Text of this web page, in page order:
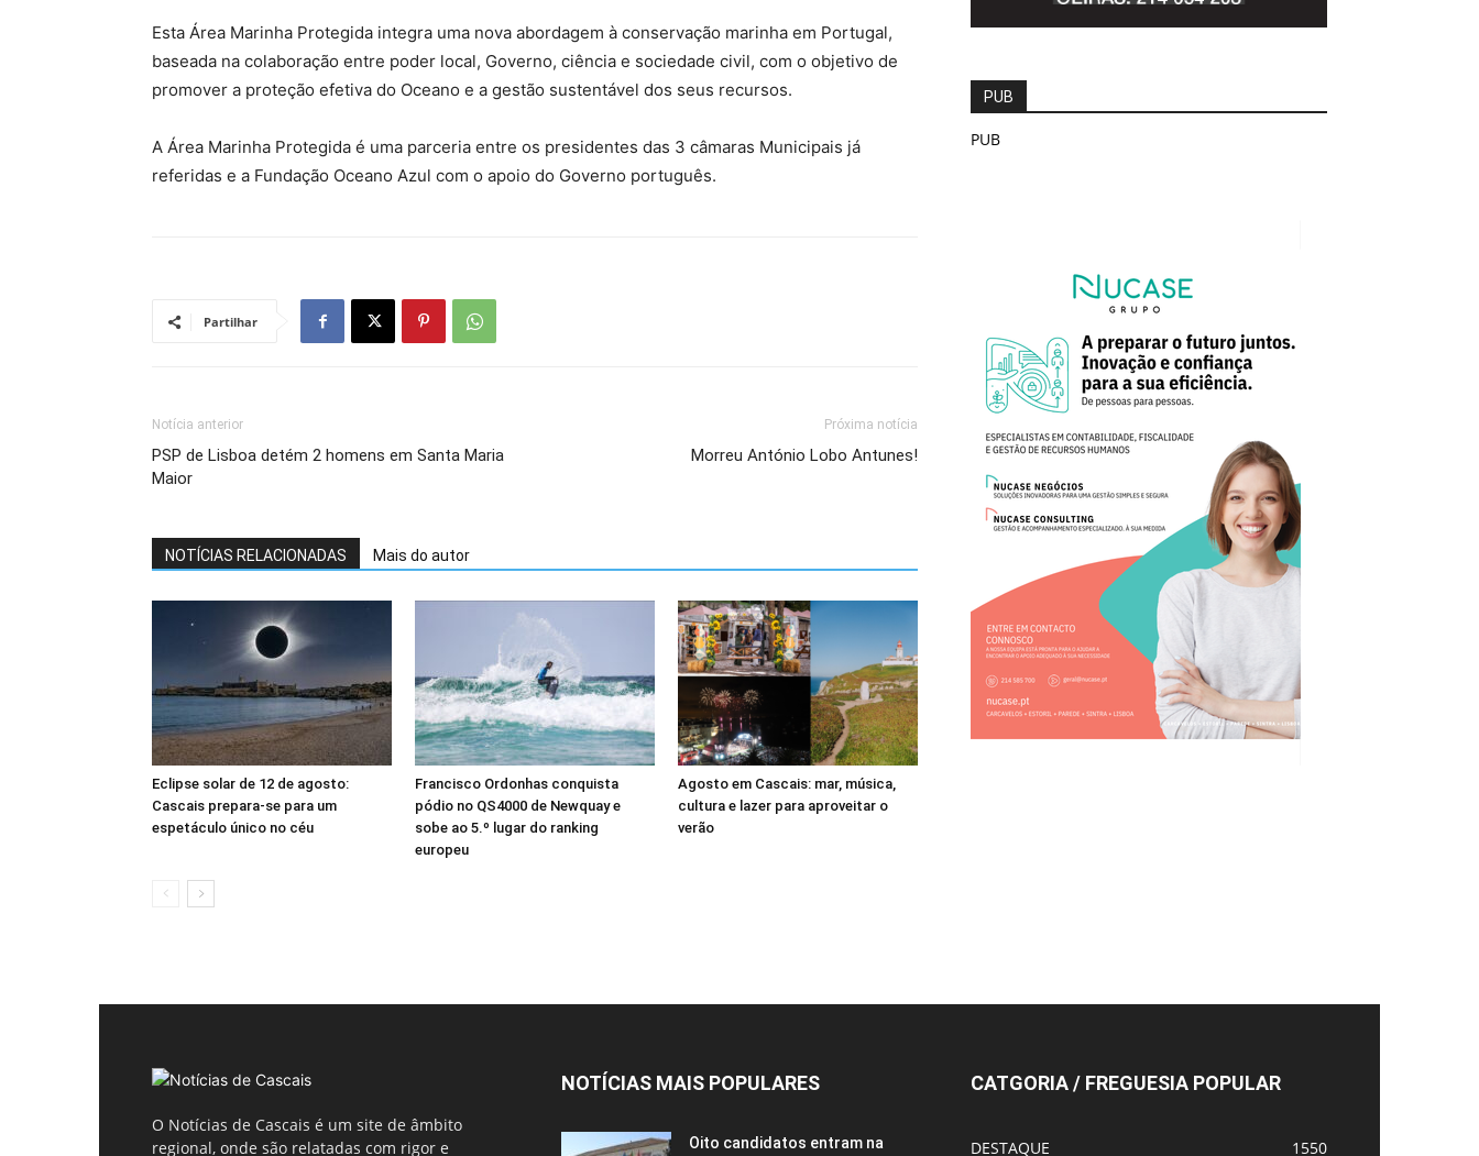
Esta Área Marinha Protegida integra uma nova abordagem à conservação marinha em Portugal,
baseada na colaboração entre poder local, Governo, ciência e sociedade civil, com o objetivo de
promover a proteção efetiva do Oceano e a gestão sustentável dos seus recursos.
A Área Marinha Protegida é uma parceria entre os presidentes das 3 câmaras Municipais já
referidas e a Fundação Oceano Azul com o apoio do Governo português.
Partilhar
Notícia anterior
PSP de Lisboa detém 2 homens em Santa Maria
Maior
Próxima notícia
Morreu António Lobo Antunes!
NOTÍCIAS RELACIONADAS Mais do autor
Eclipse solar de 12 de agosto:
Cascais prepara-se para um
espetáculo único no céu
Francisco Ordonhas conquista
pódio no QS4000 de Newquay e
sobe ao 5.º lugar do ranking
europeu
Agosto em Cascais: mar, música,
cultura e lazer para aproveitar o
verão
PUB
PUB
O Notícias de Cascais é um site de âmbito
regional, onde são relatadas com rigor e
NOTÍCIAS MAIS POPULARES
Oito candidatos entram na
CATGORIA / FREGUESIA POPULAR
DESTAQUE 1550